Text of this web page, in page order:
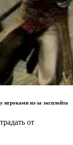
из-за эксплойта
от